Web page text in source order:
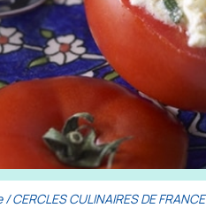
CERCLES CULINAIRES DE FRANCE